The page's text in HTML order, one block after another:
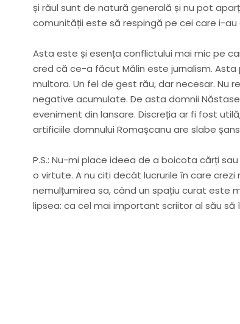
și răul sunt de natură generală și nu pot
comunității este să respingă pe cei care i-
Asta este și esența conflictului mai mic pe
cred că ce-a făcut Mălin este jurnalism.
multora. Un fel de gest rău, dar necesar. Nu
negative acumulate. De asta domnii
eveniment din lansare. Discreția ar fi fost
artificiile domnului Romașcanu are slabe
P.S.: Nu-mi place ideea de a boicota cărți
o virtute. A nu citi decât lucrurile în care
nemulțumirea sa, când un spațiu curat este
lipsea: ca cel mai important scriitor al său